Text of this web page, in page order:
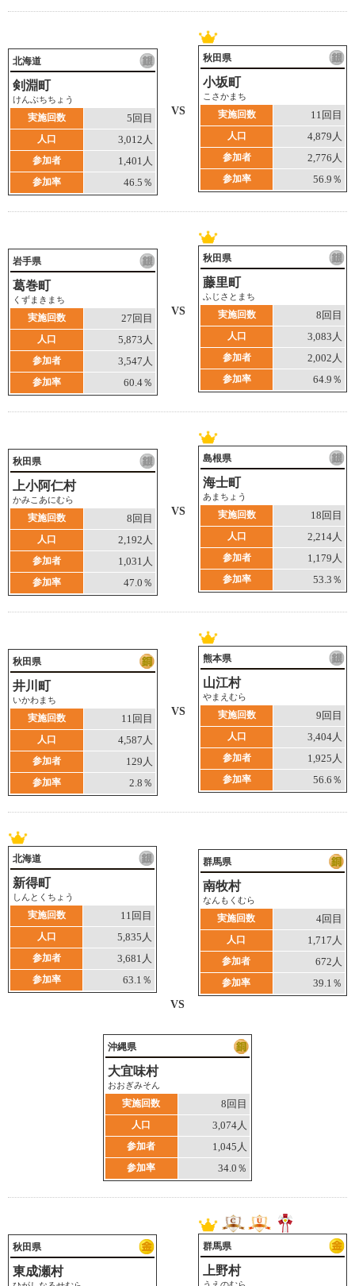
北海道
剣淵町
けんぶちちょう
実施回数 5回目
人口 3,012人
参加者 1,401人
参加率 46.5％
VS
秋田県
小坂町
こさかまち
実施回数 11回目
人口 4,879人
参加者 2,776人
参加率 56.9％
岩手県
葛巻町
くずまきまち
実施回数 27回目
人口 5,873人
参加者 3,547人
参加率 60.4％
VS
秋田県
藤里町
ふじさとまち
実施回数 8回目
人口 3,083人
参加者 2,002人
参加率 64.9％
秋田県
上小阿仁村
かみこあにむら
実施回数 8回目
人口 2,192人
参加者 1,031人
参加率 47.0％
VS
島根県
海士町
あまちょう
実施回数 18回目
人口 2,214人
参加者 1,179人
参加率 53.3％
秋田県
井川町
いかわまち
実施回数 11回目
人口 4,587人
参加者 129人
参加率 2.8％
VS
熊本県
山江村
やまえむら
実施回数 9回目
人口 3,404人
参加者 1,925人
参加率 56.6％
北海道
新得町
しんとくちょう
実施回数 11回目
人口 5,835人
参加者 3,681人
参加率 63.1％
群馬県
南牧村
なんもくむら
実施回数 4回目
人口 1,717人
参加者 672人
参加率
39.1％
VS
沖縄県
大宜味村
おおぎみそん
実施回数 8回目
人口 3,074人
参加者 1,045人
参加率 34.0％
秋田県
東成瀬村
群馬県
上野村